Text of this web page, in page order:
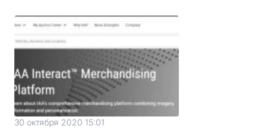
30 октября 2020 15:01